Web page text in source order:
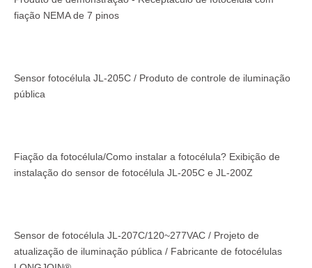
fiação NEMA de 7 pinos
Sensor fotocélula JL-205C / Produto de controle de iluminação
pública
Fiação da fotocélula/Como instalar a fotocélula? Exibição de
instalação do sensor de fotocélula JL-205C e JL-200Z
Sensor de fotocélula JL-207C/120~277VAC / Projeto de
atualização de iluminação pública / Fabricante de fotocélulas